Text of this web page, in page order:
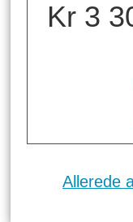
Kr 3
Allerede